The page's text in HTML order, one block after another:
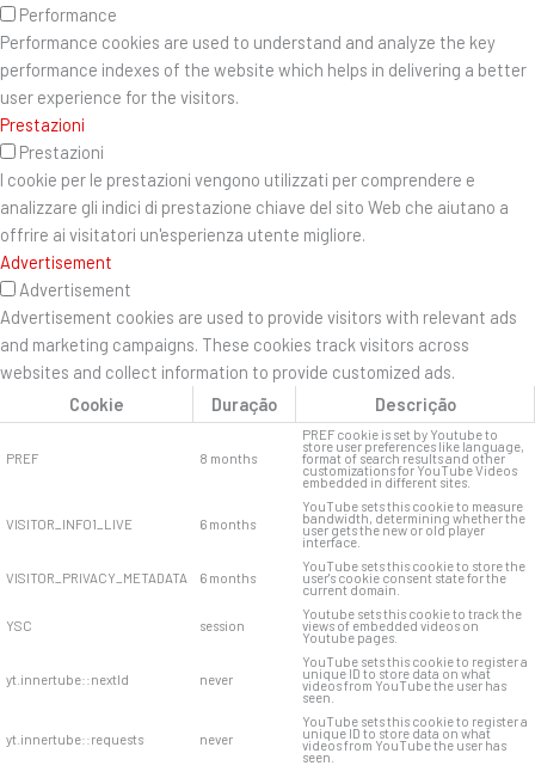
Performance
Performance cookies are used to understand and analyze the key
performance indexes of the website which helps in delivering a better
user experience for the visitors.
Prestazioni
Prestazioni
I cookie per le prestazioni vengono utilizzati per comprendere e
analizzare gli indici di prestazione chiave del sito Web che aiutano a
offrire ai visitatori un'esperienza utente migliore.
Advertisement
Advertisement
Advertisement cookies are used to provide visitors with relevant ads
and marketing campaigns. These cookies track visitors across
websites and collect information to provide customized ads.
Cookie
Duração Descrição
PREF 8 months
PREF cookie is set by Youtube to
store user preferences like language,
format of search results and other
customizations for YouTube Videos
embedded in different sites.
VISITOR_INFO1_LIVE 6 months
YouTube sets this cookie to measure
bandwidth, determining whether the
user gets the new or old player
interface.
VISITOR_PRIVACY_METADATA 6 months
YouTube sets this cookie to store the
user's cookie consent state for the
current domain.
YSC session
Youtube sets this cookie to track the
views of embedded videos on
Youtube pages.
yt.innertube::nextId never
YouTube sets this cookie to register a
unique ID to store data on what
videos from YouTube the user has
seen.
yt.innertube::requests never
YouTube sets this cookie to register a
unique ID to store data on what
videos from YouTube the user has
seen.